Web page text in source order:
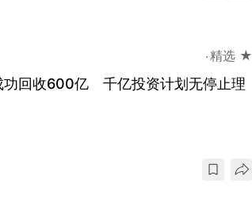
精选 ★
功回收600亿 千亿投资计划无停止理